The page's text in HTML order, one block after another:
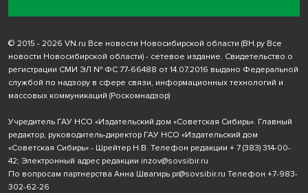
© 2015 - 2026 VN.ru Все новости Новосибирской области (ВН.ру Все
новости Новосибирской области) - сетевое издание. Свидетельство о
регистрации СМИ ЭЛ № ФС 77-66488 от 14.07.2016 выдано Федеральной
службой по надзору в сфере связи, информационных технологий и
массовых коммуникаций (Роскомнадзор)
Учредитель ГАУ НСО «Издательский дом «Советская Сибирь». Главный
редактор, руководитель-директор ГАУ НСО «Издательский дом
«Советская Сибирь» - Шрейтер Н.В. Телефон редакции + 7 (383) 314-00-
42; Электронный адрес редакции inzov@sovsibir.ru
По вопросам партнерства Анна Швагирь pr@sovsibir.ru Телефон +7-983-
302-62-26